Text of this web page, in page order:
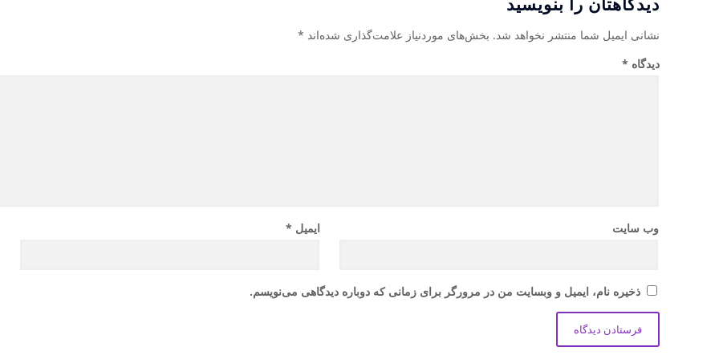
نشانی ایمیل شما منتشر نخواهد شد. بخش‌های موردنیاز علامت‌گذاری شده‌اند *
دیدگاه *
ایمیل * وب‌ سایت
ذخیره نام، ایمیل و وبسایت من در مرورگر برای زمانی که دوباره دیدگاهی می‌نویسم.